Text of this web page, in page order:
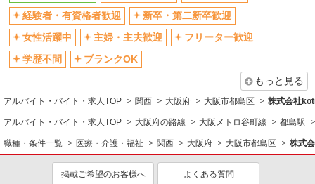
社会保険あり
産休・育休取得実績あり
退職金・財形貯蓄制度あり
各種手当（家族・役職・インセン
ティブなど）あり
制服貸与
同じ職種から求人を探す
介護職・ヘルパー
同じ特徴から求人を探す
経験者・有資格者歓迎
新卒・第二新卒歓迎
女性活躍中
主婦・主夫歓迎
フリーター歓迎
学歴不問
ブランクOK
もっと見る
アルバイト・バイト・求人TOP 関西 大阪府 大阪市都島区 株式会社
アルバイト・バイト・求人TOP 大阪府の路線 大阪メトロ谷町線 都島駅
職種・条件一覧 医療・介護・福祉 関西 大阪府 大阪市都島区 株式
掲載ご希望のお客様へ よくある質問